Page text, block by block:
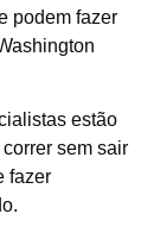
podem fazer
estão
sem sair
fazer